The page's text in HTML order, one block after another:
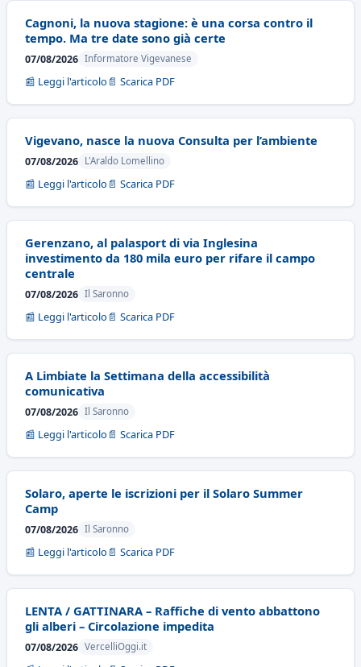
Cagnoni, la nuova stagione: è una corsa contro il
tempo. Ma tre date sono già certe
07/08/2026 Informatore Vigevanese
📰 Leggi l'articolo 📄 Scarica PDF
Vigevano, nasce la nuova Consulta per l’ambiente
07/08/2026 L'Araldo Lomellino
📰 Leggi l'articolo 📄 Scarica PDF
Gerenzano, al palasport di via Inglesina
investimento da 180 mila euro per rifare il campo
centrale
07/08/2026 Il Saronno
📰 Leggi l'articolo 📄 Scarica PDF
A Limbiate la Settimana della accessibilità
comunicativa
07/08/2026 Il Saronno
📰 Leggi l'articolo 📄 Scarica PDF
Solaro, aperte le iscrizioni per il Solaro Summer
Camp
07/08/2026 Il Saronno
📰 Leggi l'articolo 📄 Scarica PDF
LENTA / GATTINARA – Raffiche di vento abbattono
gli alberi – Circolazione impedita
07/08/2026 VercelliOggi.it